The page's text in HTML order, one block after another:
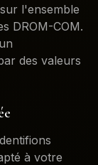
l'ensemble
DROM-COM.
des valeurs
à votre